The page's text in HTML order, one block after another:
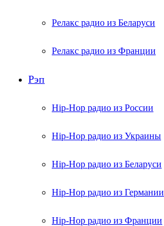
Релакс радио из Беларуси
Релакс радио из Франции
Рэп
Hip-Hop радио из России
Hip-Hop радио из Украины
Hip-Hop радио из Беларуси
Hip-Hop радио из Германии
Hip-Hop радио из Франции